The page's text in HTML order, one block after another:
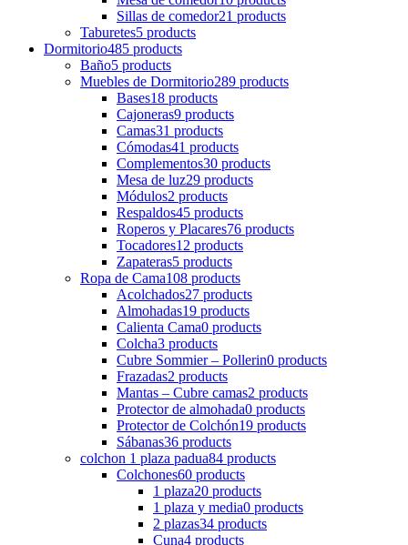
Sillas de comedor21 products
Taburetes5 products
Dormitorio485 products
Baño5 products
Muebles de Dormitorio289 products
Bases18 products
Cajoneras9 products
Camas31 products
Cómodas41 products
Complementos30 products
Mesa de luz29 products
Módulos2 products
Respaldos45 products
Roperos y Placares76 products
Tocadores12 products
Zapateras5 products
Ropa de Cama108 products
Acolchados27 products
Almohadas19 products
Calienta Cama0 products
Colcha3 products
Cubre Sommier – Pollerin0 products
Frazadas2 products
Mantas – Cubre camas2 products
Protector de almohada0 products
Protector de Colchón19 products
Sábanas36 products
colchon 1 plaza padua84 products
Colchones60 products
1 plaza20 products
1 plaza y media0 products
2 plazas34 products
Cuna4 products